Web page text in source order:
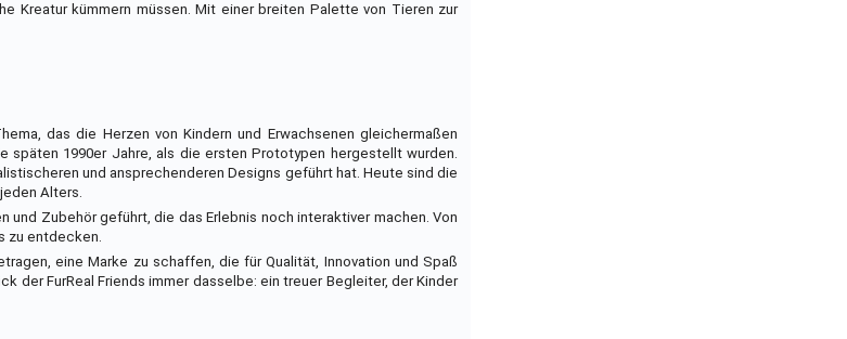
Kreatur kümmern müssen. Mit einer breiten Palette von Tieren zur
das die Herzen von Kindern und Erwachsenen gleichermaßen
1990er Jahre, als die ersten Prototypen hergestellt wurden.
und ansprechenderen Designs geführt hat. Heute sind die
Alters.
und Zubehör geführt, die das Erlebnis noch interaktiver machen. Von
zu entdecken.
eine Marke zu schaffen, die für Qualität, Innovation und Spaß
FurReal Friends immer dasselbe: ein treuer Begleiter, der Kinder